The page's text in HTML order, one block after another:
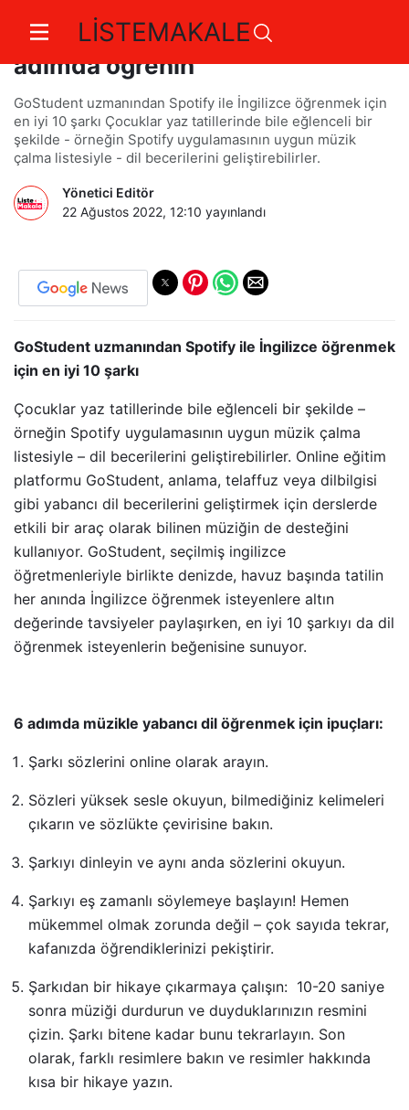
LİSTEMAKALE
Müzik yardımıyla yabancı dili 6
adımda öğrenin
GoStudent uzmanından Spotify ile İngilizce öğrenmek için
en iyi 10 şarkı Çocuklar yaz tatillerinde bile eğlenceli bir
şekilde - örneğin Spotify uygulamasının uygun müzik
çalma listesiyle - dil becerilerini geliştirebilirler.
Yönetici Editör
22 Ağustos 2022, 12:10 yayınlandı
GoStudent uzmanından Spotify ile İngilizce öğrenmek
için en iyi 10 şarkı
Çocuklar yaz tatillerinde bile eğlenceli bir şekilde –
örneğin Spotify uygulamasının uygun müzik çalma
listesiyle – dil becerilerini geliştirebilirler. Online eğitim
platformu GoStudent, anlama, telaffuz veya dilbilgisi
gibi yabancı dil becerilerini geliştirmek için derslerde
etkili bir araç olarak bilinen müziğin de desteğini
kullanıyor. GoStudent, seçilmiş ingilizce
öğretmenleriyle birlikte denizde, havuz başında tatilin
her anında İngilizce öğrenmek isteyenlere altın
değerinde tavsiyeler paylaşırken, en iyi 10 şarkıyı da dil
öğrenmek isteyenlerin beğenisine sunuyor.
6 adımda müzikle yabancı dil öğrenmek için ipuçları:
Şarkı sözlerini online olarak arayın.
Sözleri yüksek sesle okuyun, bilmediğiniz kelimeleri
çıkarın ve sözlükte çevirisine bakın.
Şarkıyı dinleyin ve aynı anda sözlerini okuyun.
Şarkıyı eş zamanlı söylemeye başlayın! Hemen
mükemmel olmak zorunda değil – çok sayıda tekrar,
kafanızda öğrendiklerinizi pekiştirir.
Şarkıdan bir hikaye çıkarmaya çalışın: 10-20 saniye
sonra müziği durdurun ve duyduklarınızın resmini
çizin. Şarkı bitene kadar bunu tekrarlayın. Son
olarak, farklı resimlere bakın ve resimler hakkında
kısa bir hikaye yazın.